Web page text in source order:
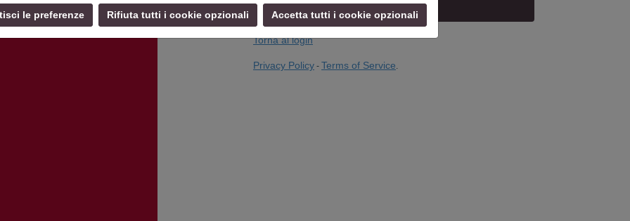
le preferenze Rifiuta tutti i cookie opzionali Accetta tutti i cookie opzionali
INVIA LINK
Torna al login
Privacy Policy - Terms of Service